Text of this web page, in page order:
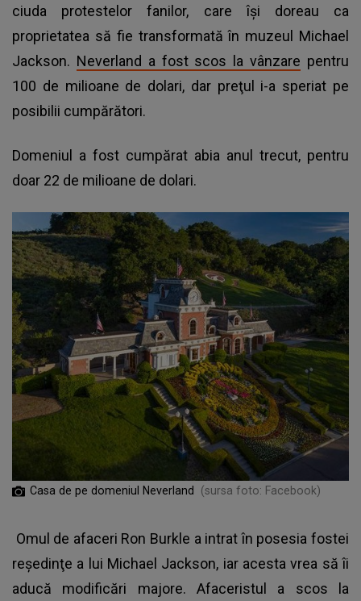
ciuda protestelor fanilor, care îşi doreau ca
proprietatea să fie transformată în muzeul Michael
Jackson. Neverland a fost scos la vânzare pentru
100 de milioane de dolari, dar preţul i-a speriat pe
posibilii cumpărători.
Domeniul a fost cumpărat abia anul trecut, pentru
doar 22 de milioane de dolari.
Casa de pe domeniul Neverland (sursa foto: Facebook)
Omul de afaceri Ron Burkle a intrat în posesia fostei
reşedinţe a lui Michael Jackson, iar acesta vrea să îi
aducă modificări majore. Afaceristul a scos la